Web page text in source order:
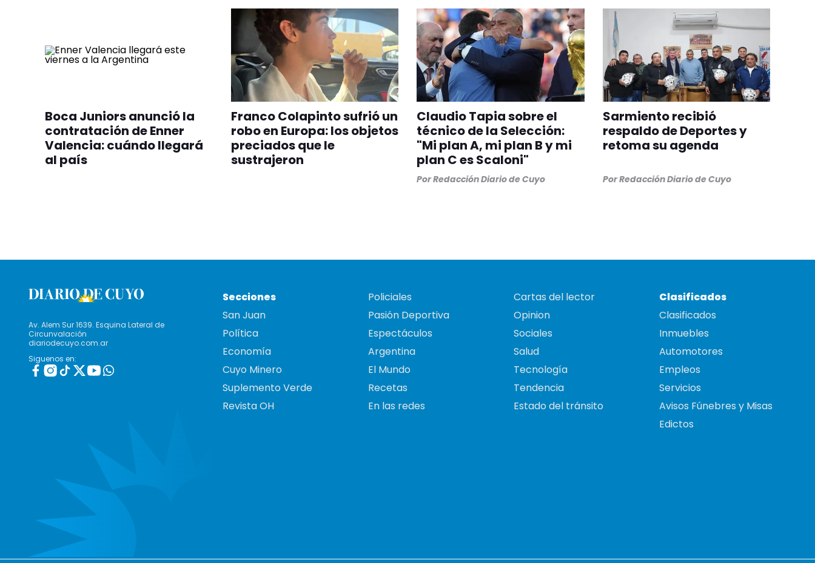
Boca Juniors anunció la
contratación de Enner
Valencia: cuándo llegará
al país
Franco Colapinto sufrió un
robo en Europa: los objetos
preciados que le
sustrajeron
Claudio Tapia sobre el
técnico de la Selección:
"Mi plan A, mi plan B y mi
plan C es Scaloni"
PorRedacción Diario de Cuyo
Sarmiento recibió
respaldo de Deportes y
retoma su agenda
PorRedacción Diario de Cuyo
Av. Alem Sur 1639. Esquina Lateral de
Circunvalación
diariodecuyo.com.ar
Siguenos en:
Secciones
San Juan
Política
Economía
Cuyo Minero
Suplemento Verde
Revista OH
Policiales
Pasión Deportiva
Espectáculos
Argentina
El Mundo
Recetas
En las redes
Cartas del lector
Opinion
Sociales
Salud
Tecnología
Tendencia
Estado del tránsito
Clasificados
Clasificados
Inmuebles
Automotores
Empleos
Servicios
Avisos Fúnebres y Misas
Edictos